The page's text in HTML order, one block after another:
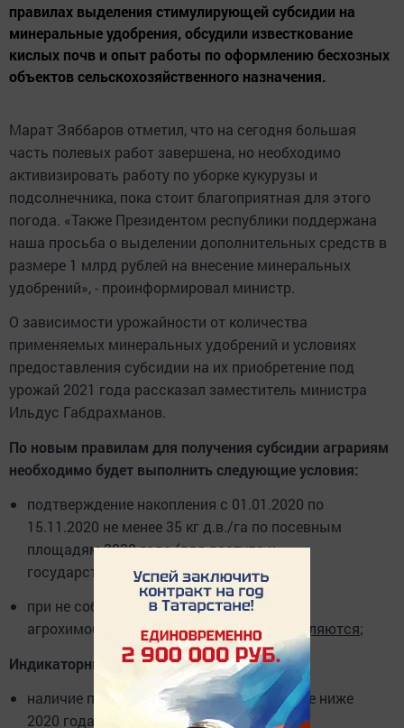
правилах выделения стимулирующей субсидии на
минеральные удобрения, обсудили известкование
кислых почв и опыт работы по оформлению бесхозных
объектов сельскохозяйственного назначения.
Марат Зяббаров отметил, что на сегодня большая
часть полевых работ завершена, но необходимо
активизировать работу по уборке кукурузы и
подсолнечника, пока стоит благоприятная для этого
погода. «Также Президентом республики поддержана
наша просьба о выделении дополнительных средств в
размере 1 млрд рублей на внесение минеральных
удобрений», - проинформировал министр.
О зависимости урожайности от количества
применяемых минеральных удобрений и условиях
предоставления субсидии на их приобретение под
урожай 2021 года рассказал заместитель министра
Ильдус Габдрахманов.
По новым правилам для получения субсидии аграриям
необходимо будет выполнить следующие условия:
подтверждение накопления с 01.01.2020 по
15.11.2020 не менее 35 кг д.в./га по посевным
площадям 2020 года (для доступа к
государственной поддержке);
при не соблюдении 5 летнего цикла
агрохимобследованиясубсидии не выделяются;
Индикаторные условия:
наличие посевных площадей на уровне не ниже
2020 года;